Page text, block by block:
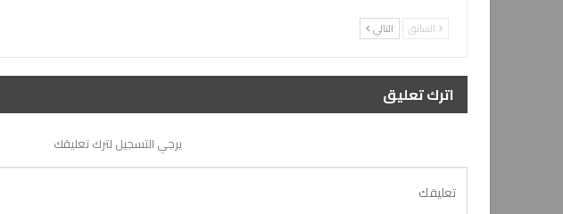
السابق التالي
اترك تعليق
يرجي التسجيل لترك تعليقك